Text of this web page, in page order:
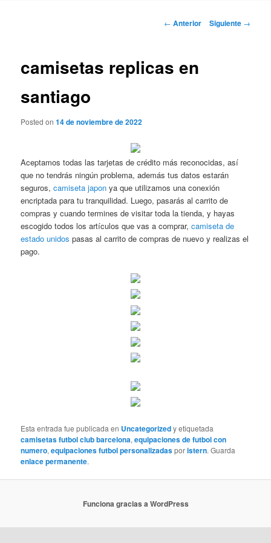
Navegación
← Anterior Siguiente →
camisetas replicas en
santiago
Posted on14 de noviembre de 2022
Aceptamos todas las tarjetas de crédito más reconocidas, así
que no tendrás ningún problema, además tus datos estarán
seguros,camiseta japon ya que utilizamos una conexión
encriptada para tu tranquilidad. Luego, pasarás al carrito de
compras y cuando termines de visitar toda la tienda, y hayas
escogido todos los artículos que vas a comprar,camiseta de
estado unidos pasas al carrito de compras de nuevo y realizas el
pago.
Esta entrada fue publicada en Uncategorizedy etiquetada
camisetas futbol club barcelona,equipaciones de futbol con
numero,equipaciones futbol personalizadasporistern. Guarda
enlace permanente.
Funciona gracias a WordPress